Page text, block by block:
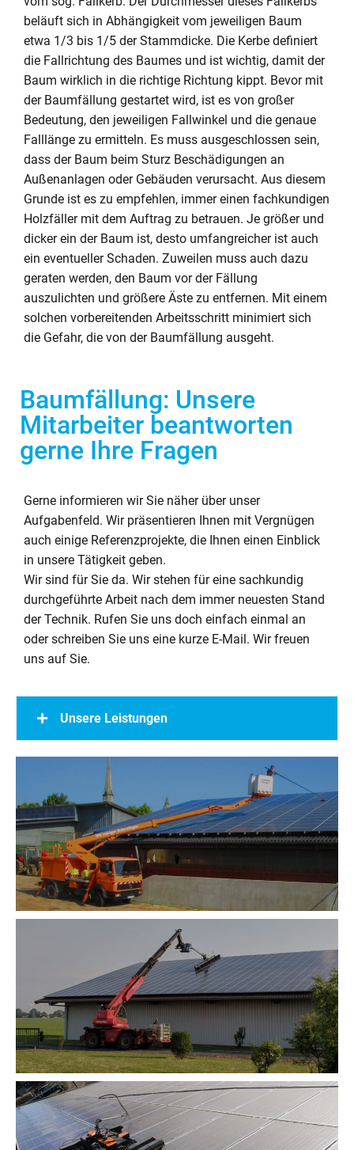
beläuft sich in Abhängigkeit vom jeweiligen Baum
etwa 1/3 bis 1/5 der Stammdicke. Die Kerbe definiert
die Fallrichtung des Baumes und ist wichtig, damit der
Baum wirklich in die richtige Richtung kippt. Bevor mit
der Baumfällung gestartet wird, ist es von großer
Bedeutung, den jeweiligen Fallwinkel und die genaue
Falllänge zu ermitteln. Es muss ausgeschlossen sein,
dass der Baum beim Sturz Beschädigungen an
Außenanlagen oder Gebäuden verursacht. Aus diesem
Grunde ist es zu empfehlen, immer einen fachkundigen
Holzfäller mit dem Auftrag zu betrauen. Je größer und
dicker ein der Baum ist, desto umfangreicher ist auch
ein eventueller Schaden. Zuweilen muss auch dazu
geraten werden, den Baum vor der Fällung
auszulichten und größere Äste zu entfernen. Mit einem
solchen vorbereitenden Arbeitsschritt minimiert sich
die Gefahr, die von der Baumfällung ausgeht.
Baumfällung: Unsere
Mitarbeiter beantworten
gerne Ihre Fragen
Gerne informieren wir Sie näher über unser
Aufgabenfeld. Wir präsentieren Ihnen mit Vergnügen
auch einige Referenzprojekte, die Ihnen einen Einblick
in unsere Tätigkeit geben.
Wir sind für Sie da. Wir stehen für eine sachkundig
durchgeführte Arbeit nach dem immer neuesten Stand
der Technik. Rufen Sie uns doch einfach einmal an
oder schreiben Sie uns eine kurze E-Mail. Wir freuen
uns auf Sie.
Unsere Leistungen